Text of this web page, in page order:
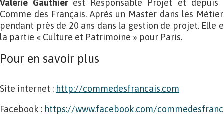
Valérie Gauthierest Responsable Projet et depuis
Comme des Français. Après un Master dans les
pendant près de 20 ans dans la gestion de projet. Elle
la partie « Culture et Patrimoine » pour Paris.
Pour en savoir plus
Site internet : http://commedesfrancais.com
Facebook : https://www.facebook.com/